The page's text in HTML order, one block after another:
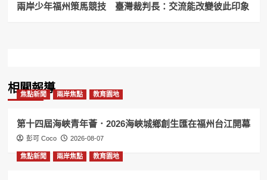
動！
兩岸少年福州策馬競技 臺灣裁判長：交流能改變彼此印象
相關報導
焦點新聞 兩岸焦點 教育園地
第十四屆海峽青年薈．2026海峽城鄉創生匯在福州台江開幕
彭可 Coco 2026-08-07
焦點新聞 兩岸焦點 教育園地